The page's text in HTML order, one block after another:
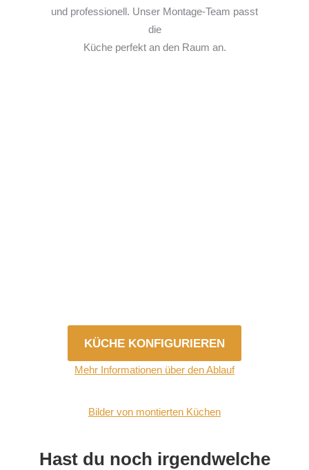
und professionell. Unser Montage-Team passt
die
Küche perfekt an den Raum an.
KÜCHE KONFIGURIEREN
Mehr Informationen über den Ablauf
Bilder von montierten Küchen
Hast du noch irgendwelche